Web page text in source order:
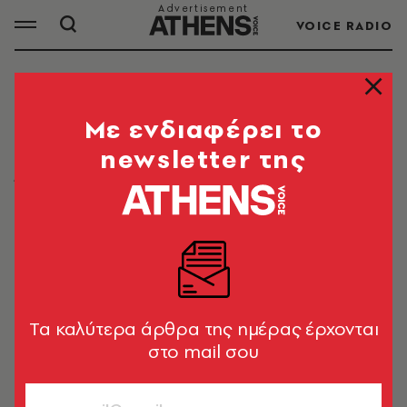
VOICE RADIO
ΤΡΟΧΑΙΟ ΔΥΣΤΥΧΗΜΑ
Όλα τα τελευταία νέα που αφορούν τροχαία
ατυχήματα. Έκτακτες ειδήσεις σχετικά με τα
αυτοκινητιστικά δυστυχήματα από την Athens
ΟΛΑ ΤΑ ΑΡΘΡΑ ΤΟΥ TAG
ΤΡΟΧΑΙΟ ΔΥΣΤΥΧΗΜΑ
Mε ενδιαφέρει το
newsletter της
Tα καλύτερα άρθρα της ημέρας έρχονται
στο mail σου